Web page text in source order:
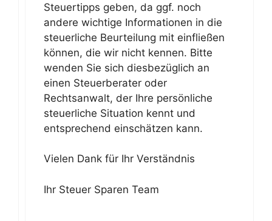
Steuertipps geben, da ggf. noch
andere wichtige Informationen in die
steuerliche Beurteilung mit einfließen
können, die wir nicht kennen. Bitte
wenden Sie sich diesbezüglich an
einen Steuerberater oder
Rechtsanwalt, der Ihre persönliche
steuerliche Situation kennt und
entsprechend einschätzen kann.
Vielen Dank für Ihr Verständnis
Ihr Steuer Sparen Team